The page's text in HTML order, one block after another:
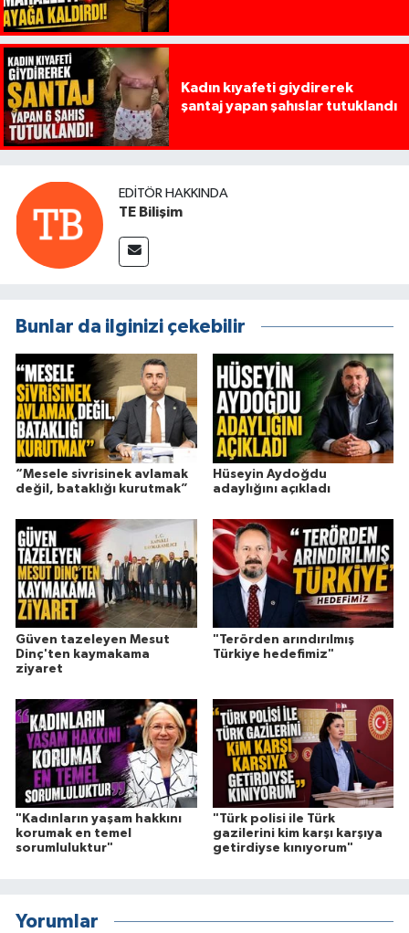
Kadın kıyafeti giydirerek
şantaj yapan şahıslar tutuklandı
EDITÖR HAKKINDA
TE Bilişim
Bunlar da ilginizi çekebilir
“Mesele sivrisinek avlamak
değil, bataklığı kurutmak”
Hüseyin Aydoğdu
adaylığını açıkladı
Güven tazeleyen Mesut
Dinç'ten kaymakama
ziyaret
"Terörden arındırılmış
Türkiye hedefimiz"
"Kadınların yaşam hakkını
korumak en temel
sorumluluktur"
"Türk polisi ile Türk
gazilerini kim karşı karşıya
getirdiyse kınıyorum"
Yorumlar